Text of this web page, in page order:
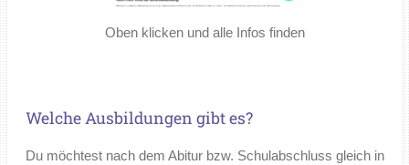
Oben klicken und alle Infos finden
Welche Ausbildungen gibt es?
Du möchtest nach dem Abitur bzw. Schulabschluss gleich in